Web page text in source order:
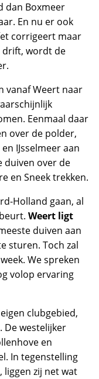
dan Boxmeer
En nu er ook
corrigeert maar
drift, wordt de
vanaf Weert naar
Eenmaal daar
over de polder,
IJsselmeer aan
duiven over de
en Sneek trekken.
Holland gaan, al
Weert ligt
duiven aan
sturen. Toch zal
We spreken
volop ervaring
clubgebied,
De westelijker
en
In tegenstelling
zij net wat